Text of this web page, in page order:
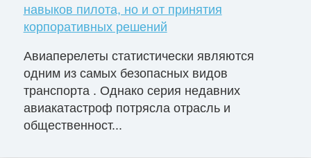
навыков пилота, но и от принятия
корпоративных решений
Авиаперелеты статистически являются
одним из самых безопасных видов
транспорта . Однако серия недавних
авиакатастроф потрясла отрасль и
общественност...